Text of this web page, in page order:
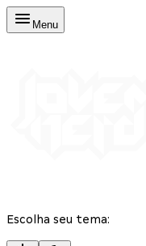
Menu
Escolha seu tema: